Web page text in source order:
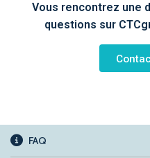
Vous rencontrez une
questions sur
FAQ